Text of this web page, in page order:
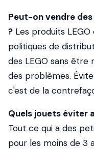
Peut-on vendre
? Les produits
politiques de
des LEGO sans
des problèmes.
c'est de la
Quels jouets éviter
Tout ce qui a des
pour les moins de 3